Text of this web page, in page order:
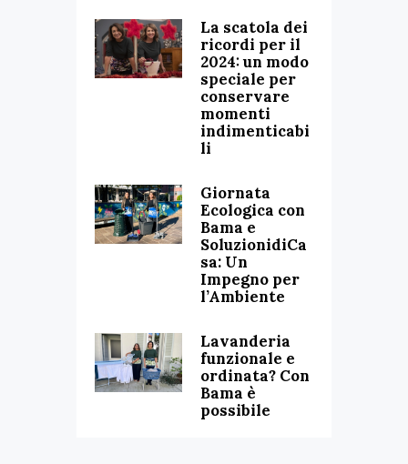
La scatola dei
ricordi per il
2024: un modo
speciale per
conservare
momenti
indimenticabi
li
Giornata
Ecologica con
Bama e
SoluzionidiCa
sa: Un
Impegno per
l’Ambiente
Lavanderia
funzionale e
ordinata? Con
Bama è
possibile